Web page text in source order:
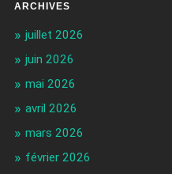
ARCHIVES
juillet 2026
juin 2026
mai 2026
avril 2026
mars 2026
février 2026